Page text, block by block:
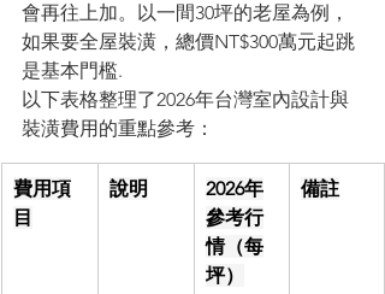
會再往上加。以一間30坪的老屋為例，
如果要全屋裝潢，總價NT$300萬元起跳
是基本門檻.
以下表格整理了2026年台灣室內設計與
裝潢費用的重點參考：
費用項
目
說明
2026年
參考行
情（每
坪）
備註